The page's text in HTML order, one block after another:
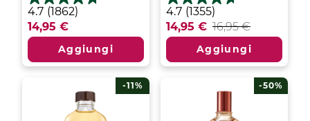
4.7 (1862)
4.7
su
5
1862
recensioni
14,95 €
Aggiungi
4.7 (1355)
4.7
su
5
1355
recensioni
14,95 € 16,95 €
Aggiungi
-11% -50%